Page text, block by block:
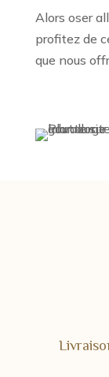
Alors oser
profitez de
que nous